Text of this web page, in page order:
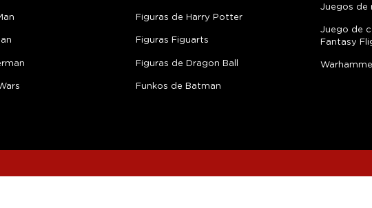
Figuras de Harry Potter
Figuras Figuarts
Figuras de Dragon Ball
Funkos de Batman
Juegos de
Juego de
Fantasy